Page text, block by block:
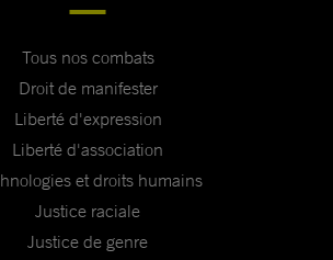
Tous nos combats
Droit de manifester
Liberté d'expression
Liberté d'association
et droits humains
Justice raciale
Justice de genre